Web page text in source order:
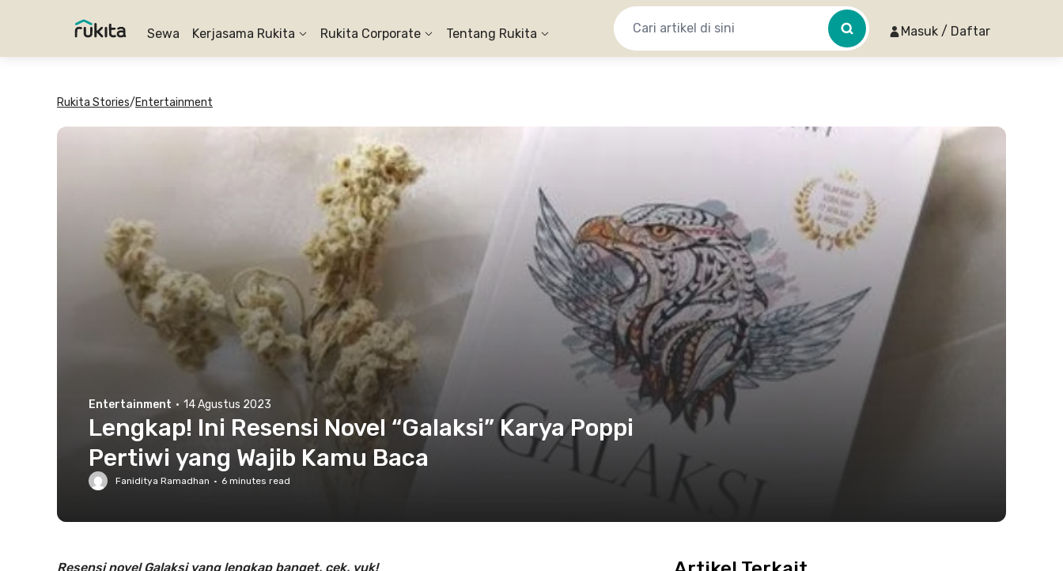
Sewa Kerjasama Rukita Rukita Corporate Tentang Rukita Masuk / Daftar
Rukita Stories/Entertainment
Entertainment · 14 Agustus 2023
Lengkap! Ini Resensi Novel “Galaksi” Karya Poppi
Pertiwi yang Wajib Kamu Baca
Faniditya Ramadhan · 6 minutes read
Resensi novel Galaksi yang lengkap banget, cek, yuk!